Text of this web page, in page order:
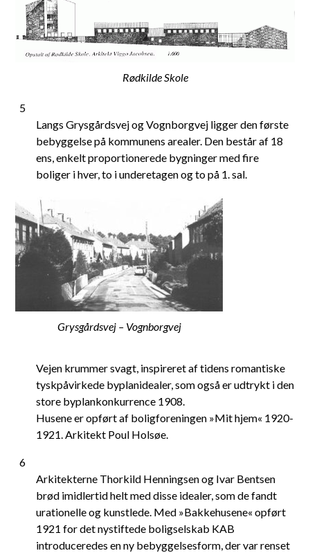
Rødkilde Skole
5
Langs Grysgårdsvej og Vognborgvej ligger den første
bebyggelse på kommunens arealer. Den består af 18
ens, enkelt proportionerede bygninger med fire
boliger i hver, to i underetagen og to på 1. sal.
Grysgårdsvej – Vognborgvej
Vejen krummer svagt, inspireret af tidens romantiske
tyskpåvirkede byplanidealer, som også er udtrykt i den
store byplankonkurrence 1908.
Husene er opført af boligforeningen »Mit hjem« 1920-
1921. Arkitekt Poul Holsøe.
6
Arkitekterne Thorkild Henningsen og Ivar Bentsen
brød imidlertid helt med disse idealer, som de fandt
urationelle og kunstlede. Med »Bakkehusene« opført
1921 for det nystiftede boligselskab KAB
introduceredes en ny bebyggelsesform, der var renset